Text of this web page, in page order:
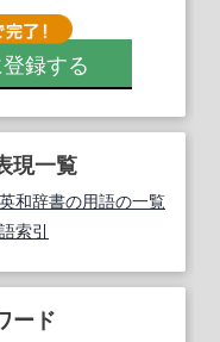
録する
現一覧
和辞書の用語の一覧
索引
ード